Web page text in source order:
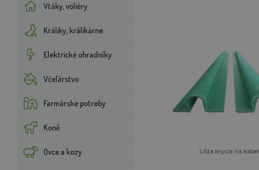
Vtáky, voliéry
Králiky, králikárne
Elektrické ohradníky
Včelárstvo
Farmárske potreby
Koně
Ovce a kozy Lišta krycia na kábel